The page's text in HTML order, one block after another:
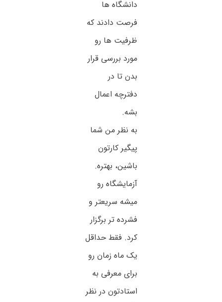
دانشگاه ها
فرصت دادند که
ظرفیت ها رو
مورد بررسی قرار
بدن تا در
دفترچه اعمال
بشه.
به نظر من شما
پیگیر کارتون
باشین، بهتره.
آزمایشگاه رو
میشه سریعتر و
فشرده تر برگزار
کرد. فقط حداقل
یک ماه زمان رو
برای معرفی به
استادتون در نظر